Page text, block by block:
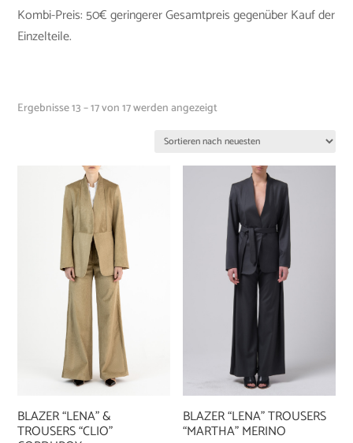
Kombi-Preis: 50€ geringerer Gesamtpreis gegenüber Kauf der
Einzelteile.
Ergebnisse 13 – 17 von 17 werden angezeigt
BLAZER “LENA” &
TROUSERS “CLIO”
BLAZER “LENA” TROUSERS
“MARTHA” MERINO